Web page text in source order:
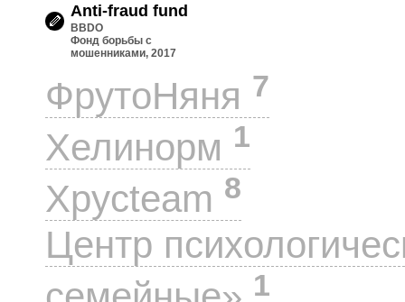
Anti-fraud fund
BBDO
Фонд борьбы с
мошенниками, 2017
ФрутоНяня 7
Хелинорм 1
Хрусteam 8
Центр
1